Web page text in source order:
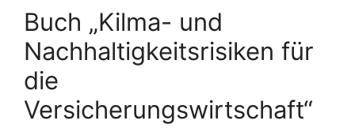
Buch „Kilma- und
Nachhaltigkeitsrisiken für
die
Versicherungswirtschaft“